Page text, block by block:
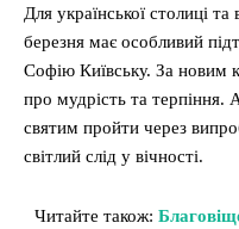
Для української столиці та
березня має особливий
Софію Київську. За новим
про мудрість та терпіння.
святим пройти через
світлий слід у вічності.
Читайте також: